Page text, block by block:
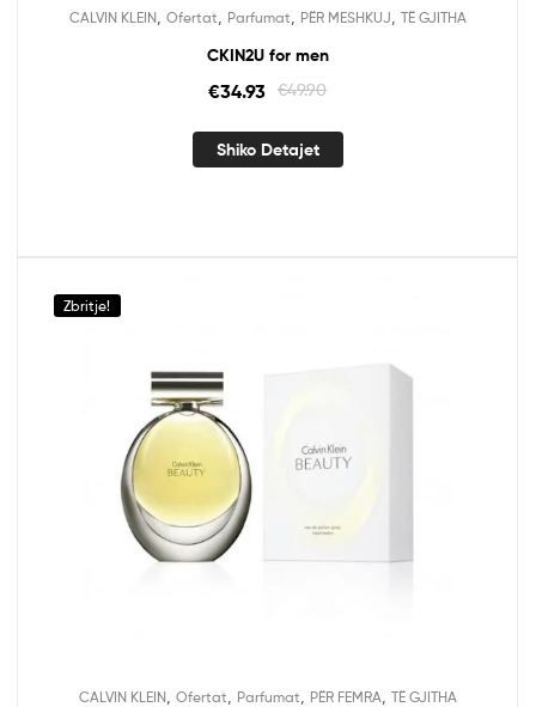
CALVIN KLEIN, Ofertat Parfumat PËR MESHKUJ TË GJITHA
CKIN2U for men
€49.90
€34.93
Shiko Detajet
Zbritje!
CALVIN KLEIN, Ofertat Parfumat PËR FEMRA TË GJITHA